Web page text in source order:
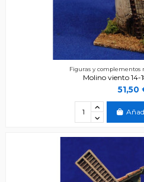
Figuras y complementos
Molino viento 14-
51,50